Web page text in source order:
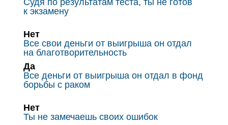
Судя по результатам теста, ты не готов
к экзамену
Нет
Все свои деньги от выигрыша он отдал
на благотворительность
Да
Все деньги от выигрыша он отдал в фонд
борьбы с раком
Нет
Ты не замечаешь своих ошибок